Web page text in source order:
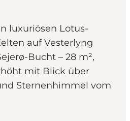
luxuriösen Lotus-
auf Vesterlyng
Bucht – 28 m²,
mit Blick über
Sternenhimmel vom